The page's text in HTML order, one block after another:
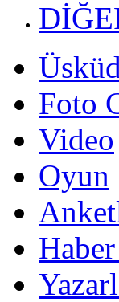
Foto
Video
Oyun